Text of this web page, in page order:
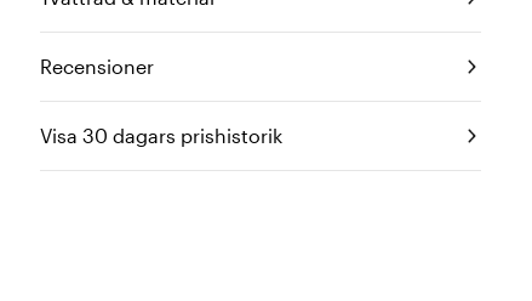
Recensioner
Visa 30 dagars prishistorik